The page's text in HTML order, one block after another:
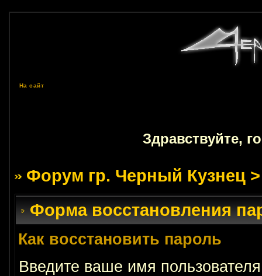
На сайт
Здравствуйте,
Форум гр. Черный Кузнец>
Форма восстановления
Как восстановить пароль
Введите ваше имя